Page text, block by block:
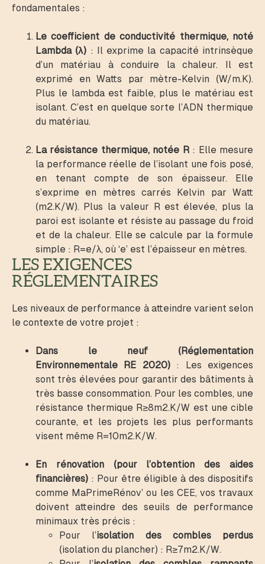
fondamentales :
Le coefficient de conductivité thermique, noté
Lambda (λ) : Il exprime la capacité intrinsèque
d’un matériau à conduire la chaleur. Il est
exprimé en Watts par mètre-Kelvin (W/m.K).
Plus le lambda est faible, plus le matériau est
isolant. C’est en quelque sorte l’ADN thermique
du matériau.
La résistance thermique, notée R: Elle mesure
la performance réelle de l’isolant une fois posé,
en tenant compte de son épaisseur. Elle
s’exprime en mètres carrés Kelvin par Watt
(m2.K/W). Plus la valeur R est élevée, plus la
paroi est isolante et résiste au passage du froid
et de la chaleur. Elle se calcule par la formule
simple : R=e/λ, où ‘e’ est l’épaisseur en mètres.
LES EXIGENCES
RÉGLEMENTAIRES
Les niveaux de performance à atteindre varient selon
le contexte de votre projet :
Dans le neuf (Réglementation
Environnementale RE 2020): Les exigences
sont très élevées pour garantir des bâtiments à
très basse consommation. Pour les combles, une
résistance thermique R≥8m2.K/W est une cible
courante, et les projets les plus performants
visent même R=10m2.K/W.
En rénovation (pour l’obtention des aides
financières) : Pour être éligible à des dispositifs
comme MaPrimeRénov’ ou les CEE, vos travaux
doivent atteindre des seuils de performance
minimaux très précis :
Pour l’isolation des combles perdus
(isolation du plancher) : R≥7m2.K/W.